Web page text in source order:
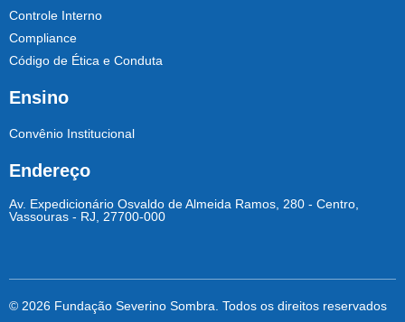
Controle Interno
Compliance
Código de Ética e Conduta
Ensino
Convênio Institucional
Endereço
Av. Expedicionário Osvaldo de Almeida Ramos, 280 - Centro,
Vassouras - RJ, 27700-000
© 2026 Fundação Severino Sombra. Todos os direitos reservados